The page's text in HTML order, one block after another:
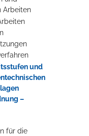
Arbeiten
und
–
für die